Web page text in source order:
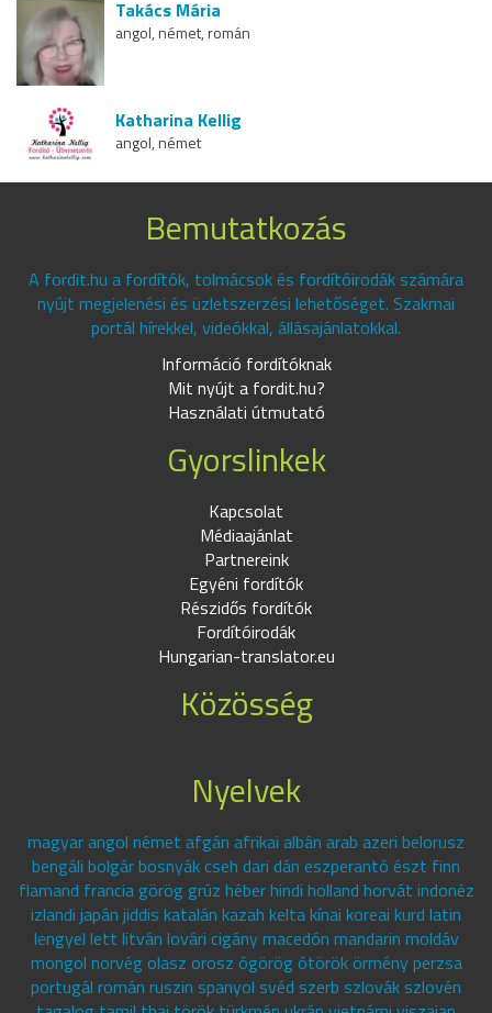
Takács Mária
angol, német, román
Katharina Kellig
angol, német
Bemutatkozás
A fordit.hu a fordítók, tolmácsok és fordítóirodák számára
nyújt megjelenési és üzletszerzési lehetőséget. Szakmai
portál hírekkel, videókkal, állásajánlatokkal.
Információ fordítóknak
Mit nyújt a fordit.hu?
Használati útmutató
Gyorslinkek
Kapcsolat
Médiaajánlat
Partnereink
Egyéni fordítók
Részidős fordítók
Fordítóirodák
Hungarian-translator.eu
Közösség
Nyelvek
magyar angol német afgán afrikai albán arab azeri belorusz
bengáli bolgár bosnyák cseh dari dán eszperantó észt finn
flamand francia görög grúz héber hindi holland horvát indonéz
izlandi japán jiddis katalán kazah kelta kínai koreai kurd latin
lengyel lett litván lovári cigány macedón mandarin moldáv
mongol norvég olasz orosz ógörög ótörök örmény perzsa
portugál román ruszin spanyol svéd szerb szlovák szlovén